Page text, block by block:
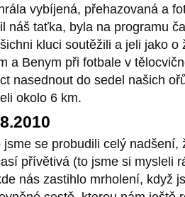
vybíjená, přehazovaná a
náš taťka, byla na programu
kluci soutěžili a jeli jako
a Benym při fotbale v
nasednout do sedel našich
okolo 6 km.
jsme se probudili celý nadšení,
přívětivá (to jsme si mysleli
nás zastihlo mrholení, když